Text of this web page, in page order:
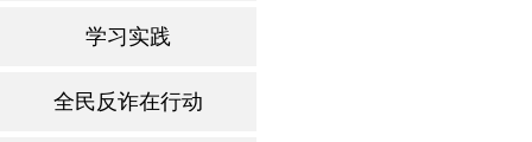
学习实践
全民反诈在行动